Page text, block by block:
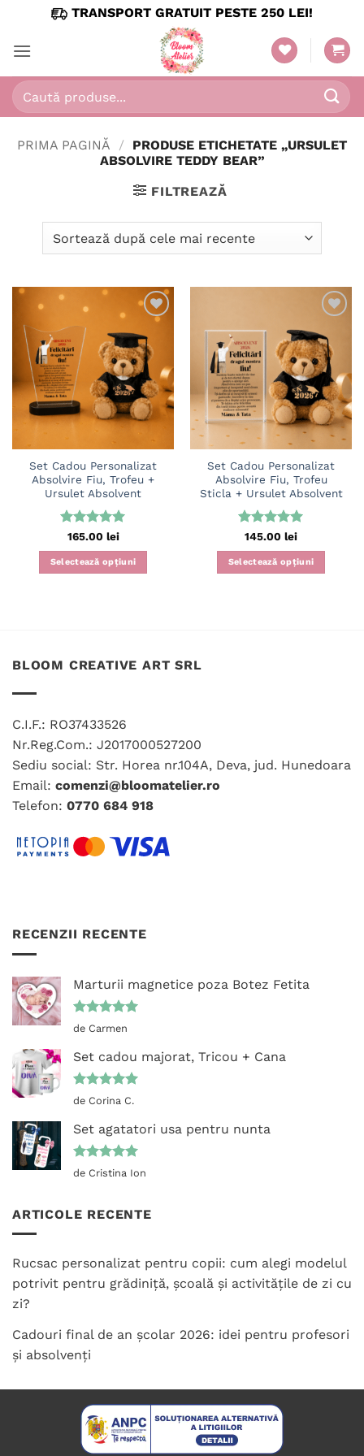
content
TRANSPORT GRATUIT PESTE 250 LEI!
Caută
după:
PRIMA PAGINĂ /
PRODUSE ETICHETATE „URSULET
ABSOLVIRE TEDDY BEAR”
FILTREAZĂ
în
wishlist
Set Cadou Personalizat
Absolvire Fiu, Trofeu +
Ursulet Absolvent
Evaluat la
5din 5
165.00 lei
Selectează opțiuni
în
wishlist
Set Cadou Personalizat
Absolvire Fiu, Trofeu
Sticla + Ursulet Absolvent
Evaluat la
5din 5
145.00 lei
Selectează opțiuni
BLOOM CREATIVE ART SRL
C.I.F.: RO37433526
Nr.Reg.Com.: J2017000527200
Sediu social: Str. Horea nr.104A, Deva, jud. Hunedoara
Email: comenzi@bloomatelier.ro
Telefon: 0770 684 918
RECENZII RECENTE
Marturii magnetice poza Botez Fetita
Evaluat la
de Carmen
Set cadou majorat, Tricou + Cana
Evaluat la
de Corina C.
Set agatatori usa pentru nunta
Evaluat la
de Cristina Ion
ARTICOLE RECENTE
Rucsac personalizat pentru copii: cum alegi modelul
potrivit pentru grădiniță, școală și activitățile de zi cu
zi?
Cadouri final de an școlar 2026: idei pentru profesori
și absolvenți